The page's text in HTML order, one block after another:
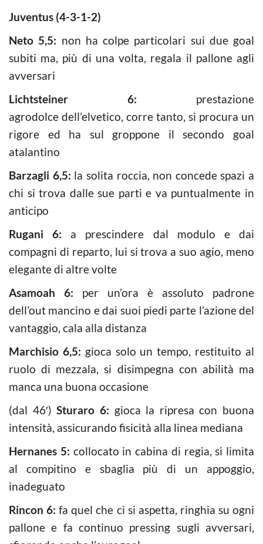
Juventus (4-3-1-2)
Neto 5,5: non ha colpe particolari sui due goal
subiti ma, più di una volta, regala il pallone agli
avversari
Lichtsteiner 6: prestazione
agrodolce dell’elvetico, corre tanto, si procura un
rigore ed ha sul groppone il secondo goal
atalantino
Barzagli 6,5: la solita roccia, non concede spazi a
chi si trova dalle sue parti e va puntualmente in
anticipo
Rugani 6: a prescindere dal modulo e dai
compagni di reparto, lui si trova a suo agio, meno
elegante di altre volte
Asamoah 6: per un’ora è assoluto padrone
dell’out mancino e dai suoi piedi parte l’azione del
vantaggio, cala alla distanza
Marchisio 6,5: gioca solo un tempo, restituito al
ruolo di mezzala, si disimpegna con abilità ma
manca una buona occasione
(dal 46′)Sturaro 6: gioca la ripresa con buona
intensità, assicurando fisicità alla linea mediana
Hernanes 5: collocato in cabina di regia, si limita
al compitino e sbaglia più di un appoggio,
inadeguato
Rincon 6: fa quel che ci si aspetta, ringhia su ogni
pallone e fa continuo pressing sugli avversari,